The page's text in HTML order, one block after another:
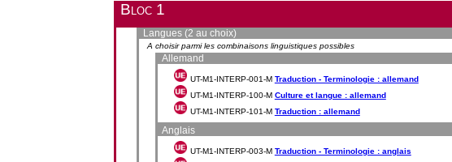
Bloc 1
Langues (2 au choix)
A choisir parmi les combinaisons linguistiques possibles
Allemand
UT-M1-INTERP-001-M Traduction - Terminologie : allemand
UT-M1-INTERP-100-M Culture et langue : allemand
UT-M1-INTERP-101-M Traduction : allemand
Anglais
UT-M1-INTERP-003-M Traduction - Terminologie : anglais